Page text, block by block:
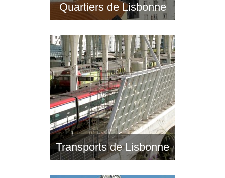
Quartiers de Lisbonne
Transports de Lisbonne